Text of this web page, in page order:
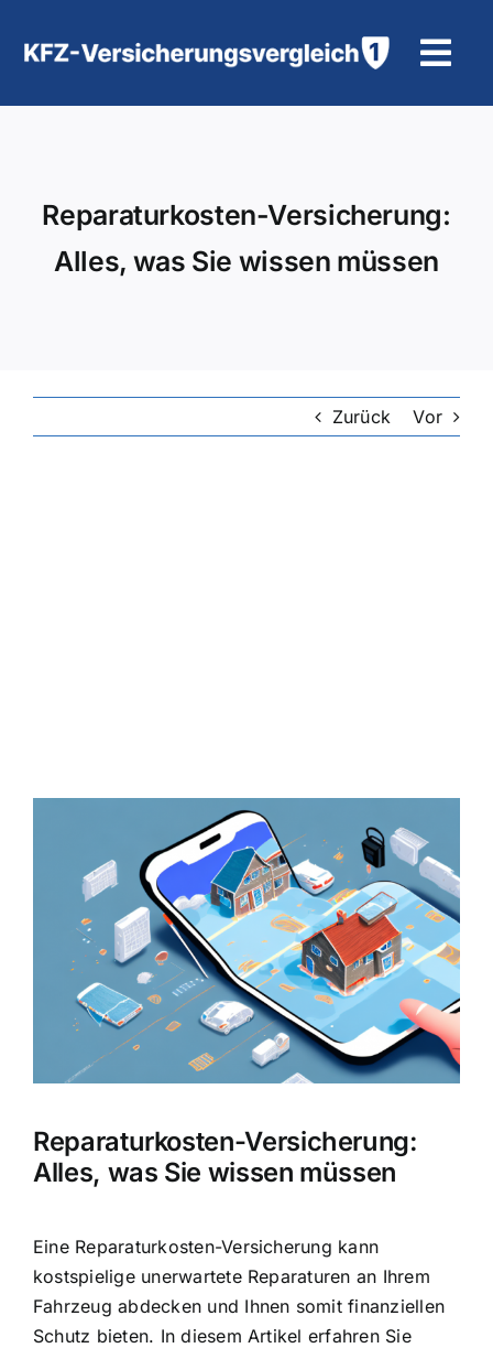
Inhalt
Hilfe und Kontakt
Reparaturkosten-Versicherung:
Alles, was Sie wissen müssen
Zurück Vor
Reparaturkosten-Versicherung:
Alles, was Sie wissen müssen
Eine Reparaturkosten-Versicherung kann
kostspielige unerwartete Reparaturen an Ihrem
Fahrzeug abdecken und Ihnen somit finanziellen
Schutz bieten. In diesem Artikel erfahren Sie